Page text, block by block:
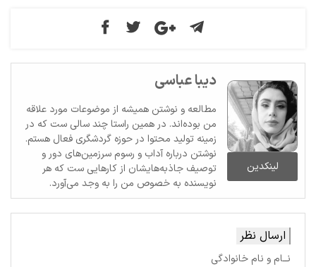
لینکدین
دیبا عباسی
مطالعه و نوشتن همیشه از موضوعات مورد علاقه
من بوده‌اند. در همین راستا چند سالی ست که در
زمینه تولید محتوا در حوزه گردشگری فعال هستم.
نوشتن درباره آداب و رسوم سرزمین‌های دور و
توصیف جاذبه‌هایشان از کارهایی ست که هر
نویسنده به خصوص من را به وجد می‌آورد.
ارسال نظر
نــام و نام خانوادگی